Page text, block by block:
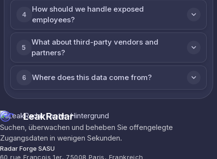
4
How should we handle exposed
employees?
5
What about third-party vendors and
partners?
6 Where does this data come from?
LeakRadar
Suchen, überwachen und beheben Sie offengelegte
Zugangsdaten in wenigen Sekunden.
Radar Forge SASU
60 rue François 1er, 75008 Paris, Frankreich